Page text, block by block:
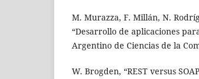
M. Murazza, F. Millán, N.
“Desarrollo de aplicaciones
Argentino de Ciencias de la
W. Brogden, “REST versus